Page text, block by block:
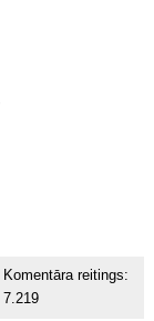
Komentāra reitings:
7.219